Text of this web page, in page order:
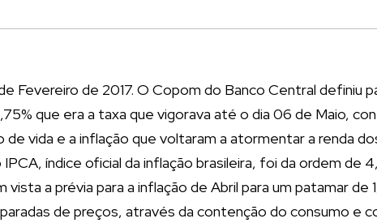
Fevereiro de 2017. O Copom do Banco Central definiu
que era a taxa que vigorava até o dia 06 de Maio,
vida e a inflação que voltaram a atormentar a renda
índice oficial da inflação brasileira, foi da ordem de
vista a prévia para a inflação de Abril para um patamar
de preços, através da contenção do consumo e